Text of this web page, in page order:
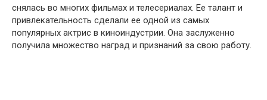
снялась во многих фильмах и телесериалах. Ее талант и
привлекательность сделали ее одной из самых
популярных актрис в киноиндустрии. Она заслуженно
получила множество наград и признаний за свою работу.